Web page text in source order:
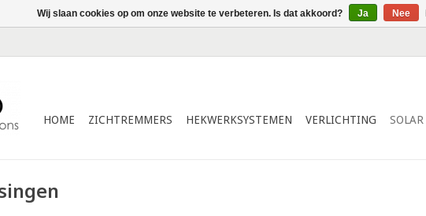
HOME ZICHTREMMERS HEKWERKSYSTEMEN VERLICHTING SOLAR
Wij slaan cookies op om onze website te verbeteren. Is dat akkoord? Ja Nee